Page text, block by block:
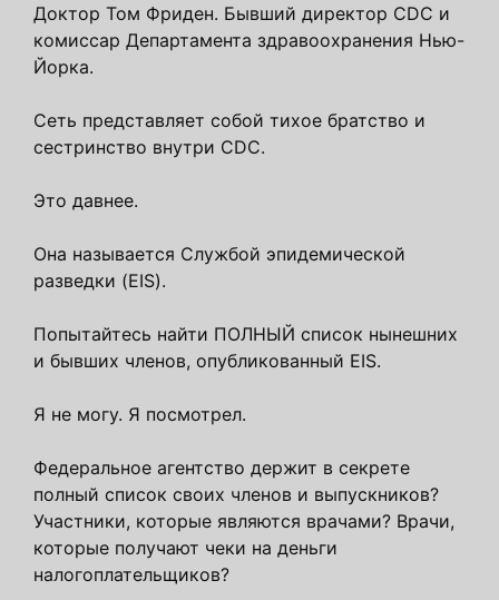
Доктор Том Фриден. Бывший директор CDC и
комиссар Департамента здравоохранения Нью-
Йорка.
Сеть представляет собой тихое братство и
сестринство внутри CDC.
Это давнее.
Она называется Службой эпидемической
разведки (EIS).
Попытайтесь найти ПОЛНЫЙ список нынешних
и бывших членов, опубликованный EIS.
Я не могу. Я посмотрел.
Федеральное агентство держит в секрете
полный список своих членов и выпускников?
Участники, которые являются врачами? Врачи,
которые получают чеки на деньги
налогоплательщиков?